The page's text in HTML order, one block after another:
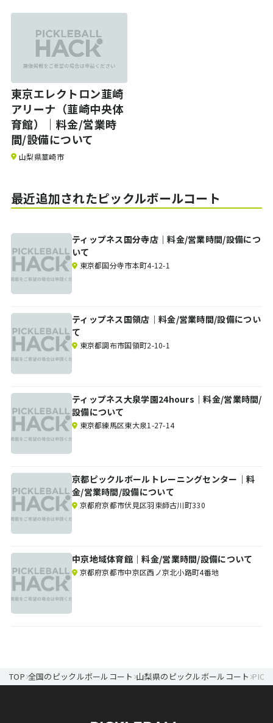
東京エレクトロン韮崎
アリーナ（韮崎中央体
育館）｜料金/営業時
間/設備について
山梨県韮崎市
最近追加されたピックルボールコート
ティップネス国分寺店｜料金/営業時間/設備につ
いて
東京都国分寺市本町4-12-1
ティップネス国領店｜料金/営業時間/設備につい
て
東京都調布市国領町2-10-1
ティップネス大泉学園24hours｜料金/営業時間/
設備について
東京都練馬区東大泉1-27-14
京都ピックルボールトレーニングセンター｜料
金/営業時間/設備について
京都府京都市伏見区羽束師古川町330
中京地域体育館｜料金/営業時間/設備について
京都府京都市中京区西ノ京北小路町4番地
TOP 全国のピックルボールコート 山梨県のピックルボールコート